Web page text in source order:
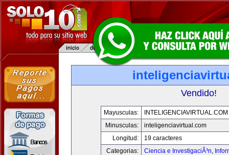
Vendido!
Mayusculas:
INTELIGENCIAVIRTUAL.COM
Minusculas:
inteligenciavirtual.com
Longitud:
19 caracteres
Categorias:
Ciencia e InvestigaciÃ³n,